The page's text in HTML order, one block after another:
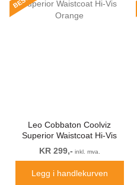
Leo Cobbaton Coolviz
Superior Waistcoat Hi-Vis
Orange
KR 299,- inkl. mva.
Legg i handlekurven